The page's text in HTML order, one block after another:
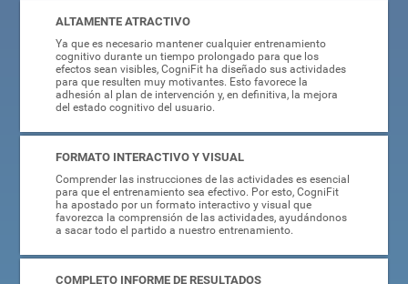
ALTAMENTE ATRACTIVO
Ya que es necesario mantener cualquier entrenamiento
cognitivo durante un tiempo prolongado para que los
efectos sean visibles, CogniFit ha diseñado sus actividades
para que resulten muy motivantes. Esto favorece la
adhesión al plan de intervención y, en definitiva, la mejora
del estado cognitivo del usuario.
FORMATO INTERACTIVO Y VISUAL
Comprender las instrucciones de las actividades es esencial
para que el entrenamiento sea efectivo. Por esto, CogniFit
ha apostado por un formato interactivo y visual que
favorezca la comprensión de las actividades, ayudándonos
a sacar todo el partido a nuestro entrenamiento.
COMPLETO INFORME DE RESULTADOS